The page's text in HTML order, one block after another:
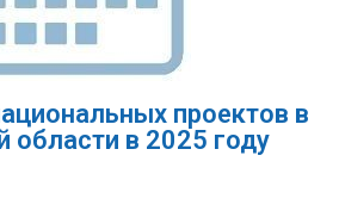
проектов в
области в 2025 году